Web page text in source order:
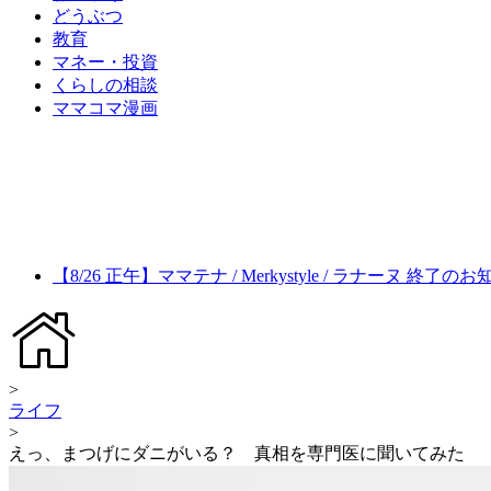
どうぶつ
教育
マネー・投資
くらしの相談
ママコマ漫画
【8/26 正午】ママテナ / Merkystyle / ラナーヌ 終了のお
>
ライフ
>
えっ、まつげにダニがいる？ 真相を専門医に聞いてみた